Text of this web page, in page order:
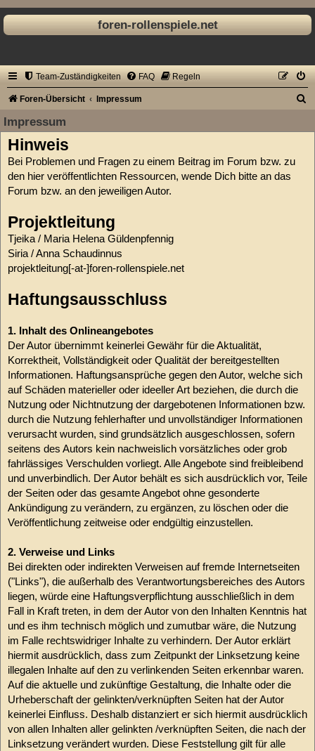
foren-rollenspiele.net
Team-Zuständigkeiten FAQ Regeln
Foren-Übersicht Impressum
c
Impressum
Hinweis
Bei Problemen und Fragen zu einem Beitrag im Forum bzw. zu
den hier veröffentlichten Ressourcen, wende Dich bitte an das
Forum bzw. an den jeweiligen Autor.
Projektleitung
Tjeika / Maria Helena Güldenpfennig
Siria / Anna Schaudinnus
projektleitung[-at-]foren-rollenspiele.net
Haftungsausschluss
1. Inhalt des Onlineangebotes
Der Autor übernimmt keinerlei Gewähr für die Aktualität,
Korrektheit, Vollständigkeit oder Qualität der bereitgestellten
Informationen. Haftungsansprüche gegen den Autor, welche sich
auf Schäden materieller oder ideeller Art beziehen, die durch die
Nutzung oder Nichtnutzung der dargebotenen Informationen bzw.
durch die Nutzung fehlerhafter und unvollständiger Informationen
verursacht wurden, sind grundsätzlich ausgeschlossen, sofern
seitens des Autors kein nachweislich vorsätzliches oder grob
fahrlässiges Verschulden vorliegt. Alle Angebote sind freibleibend
und unverbindlich. Der Autor behält es sich ausdrücklich vor, Teile
der Seiten oder das gesamte Angebot ohne gesonderte
Ankündigung zu verändern, zu ergänzen, zu löschen oder die
Veröffentlichung zeitweise oder endgültig einzustellen.
2. Verweise und Links
Bei direkten oder indirekten Verweisen auf fremde Internetseiten
("Links"), die außerhalb des Verantwortungsbereiches des Autors
liegen, würde eine Haftungsverpflichtung ausschließlich in dem
Fall in Kraft treten, in dem der Autor von den Inhalten Kenntnis hat
und es ihm technisch möglich und zumutbar wäre, die Nutzung
im Falle rechtswidriger Inhalte zu verhindern. Der Autor erklärt
hiermit ausdrücklich, dass zum Zeitpunkt der Linksetzung keine
illegalen Inhalte auf den zu verlinkenden Seiten erkennbar waren.
Auf die aktuelle und zukünftige Gestaltung, die Inhalte oder die
Urheberschaft der gelinkten/verknüpften Seiten hat der Autor
keinerlei Einfluss. Deshalb distanziert er sich hiermit ausdrücklich
von allen Inhalten aller gelinkten /verknüpften Seiten, die nach der
Linksetzung verändert wurden. Diese Feststellung gilt für alle